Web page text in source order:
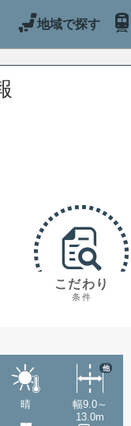
地域で探す
こだわり
条件
晴
幅9.0～
13.0m
他